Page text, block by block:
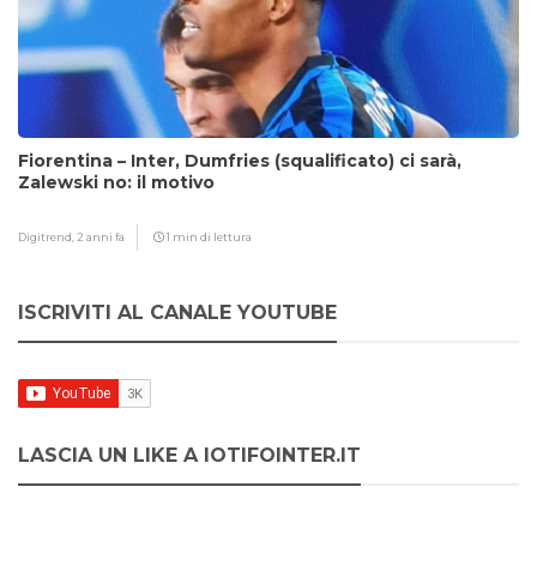
Fiorentina – Inter, Dumfries (squalificato) ci sarà,
Zalewski no: il motivo
Digitrend, 2 anni fa 1 min di lettura
ISCRIVITI AL CANALE YOUTUBE
LASCIA UN LIKE A IOTIFOINTER.IT